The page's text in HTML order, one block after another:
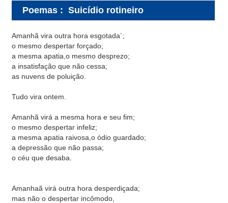
Poemas : Suicídio rotineiro
Amanhã vira outra hora esgotada´;
o mesmo despertar forçado;
a mesma apatia,o mesmo desprezo;
a insatisfação que não cessa;
as nuvens de poluição.
Tudo vira ontem.
Amanhã virá a mesma hora e seu fim;
o mesmo despertar infeliz;
a mesma apatia raivosa,o ódio guardado;
a depressão que não passa;
o céu que desaba.
Amanhaã virá outra hora desperdiçada;
mas não o despertar incômodo,